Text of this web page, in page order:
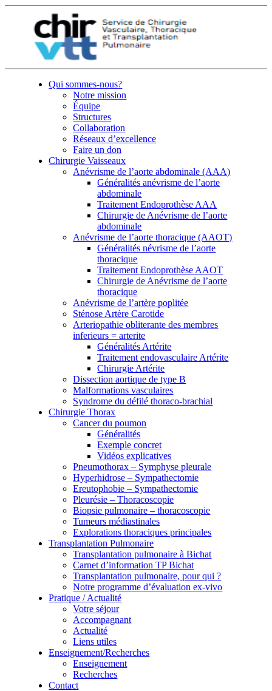
Qui sommes-nous?
Notre mission
Équipe
Structures
Collaboration
Réseaux d’excellence
Faire un don
Chirurgie Vaisseaux
Anévrisme de l’aorte abdominale (AAA)
Généralités anévrisme de l’aorte
abdominale
Traitement Endoprothèse AAA
Chirurgie de Anévrisme de l’aorte
abdominale
Anévrisme de l’aorte thoracique (AAOT)
Généralités névrisme de l’aorte
thoracique
Traitement Endoprothèse AAOT
Chirurgie de Anévrisme de l’aorte
thoracique
Anévrisme de l’artère poplitée
Sténose Artère Carotide
Arteriopathie obliterante des membres
inferieurs = arterite
Généralités Artérite
Traitement endovasculaire Artérite
Chirurgie Artérite
Dissection aortique de type B
Malformations vasculaires
Syndrome du défilé thoraco-brachial
Chirurgie Thorax
Cancer du poumon
Généralités
Exemple concret
Vidéos explicatives
Pneumothorax – Symphyse pleurale
Hyperhidrose – Sympathectomie
Ereutophobie – Sympathectomie
Pleurésie – Thoracoscopie
Biopsie pulmonaire – thoracoscopie
Tumeurs médiastinales
Explorations thoraciques principales
Transplantation Pulmonaire
Transplantation pulmonaire à Bichat
Carnet d’information TP Bichat
Transplantation pulmonaire, pour qui ?
Notre programme d’évaluation ex-vivo
Pratique / Actualité
Votre séjour
Accompagnant
Actualité
Liens utiles
Enseignement/Recherches
Enseignement
Recherches
Contact